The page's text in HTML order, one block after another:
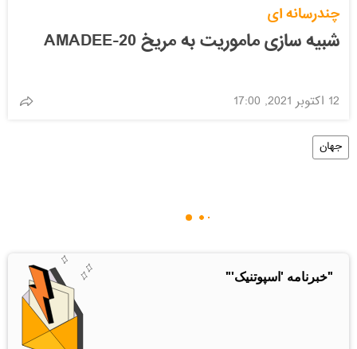
چندرسانه ای
شبیه سازی ماموریت به مریخ AMADEE-20
12 اکتوبر 2021, 17:00
جهان
"خبرنامه 'اسپوتنیک'"